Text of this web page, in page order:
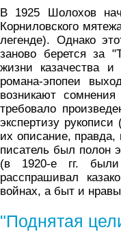
В 1925 Шолохов
Корниловского
легенде). Однако
заново берется за
жизни казачества
романа-эпопеи
возникают
требовало
экспертизу
их описание,
писатель был полон
(в 1920-е гг. были
расспрашивал
войнах, а быт и
"Поднятая